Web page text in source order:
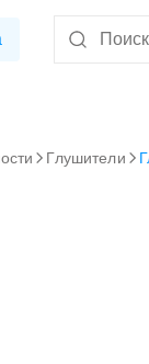
Глушители